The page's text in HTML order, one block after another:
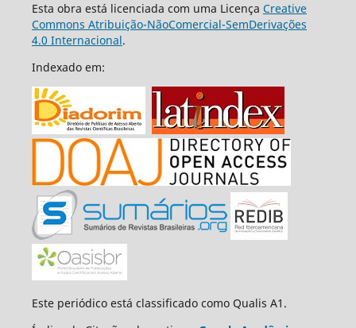
Esta obra está licenciada com uma Licença Creative
Commons Atribuição-NãoComercial-SemDerivações
4.0 Internacional.
Indexado em:
Este periódico está classificado como Qualis A1.